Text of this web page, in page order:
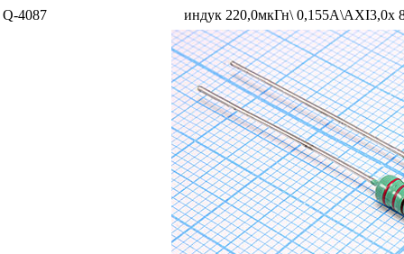
Q-4087
индук 220,0мкГн\ 0,155А\AXI3,0x